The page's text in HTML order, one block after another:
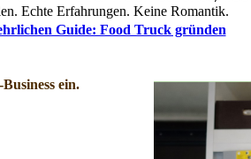
Echte Erfahrungen. Keine Romantik.
Guide: Food Truck gründen
ein.